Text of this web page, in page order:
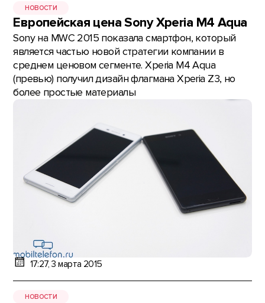
НОВОСТИ
Европейская цена Sony Xperia M4 Aqua
Sony на MWC 2015 показала смартфон, который
является частью новой стратегии компании в
среднем ценовом сегменте. Xperia M4 Aqua
(превью) получил дизайн флагмана Xperia Z3, но
более простые материалы
17:27, 3 марта 2015
НОВОСТИ